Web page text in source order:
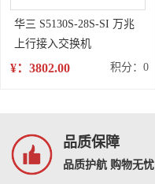
华三 S5130S-28S-SI 万兆
上行接入交换机
¥：3802.00 积分：0
品质保障
品质护航 购物无忧